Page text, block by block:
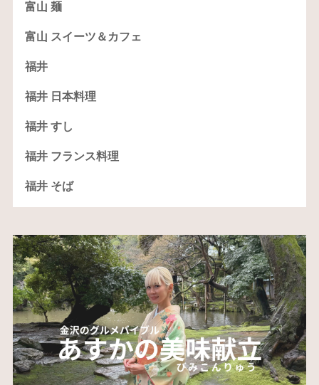
富山 麺
富山 スイーツ＆カフェ
福井
福井 日本料理
福井 すし
福井 フランス料理
福井 そば